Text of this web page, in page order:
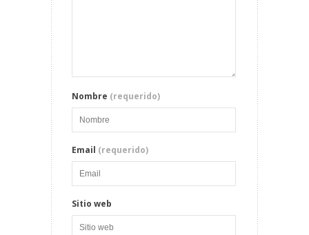
Nombre (requerido)
Email (requerido)
Sitio web